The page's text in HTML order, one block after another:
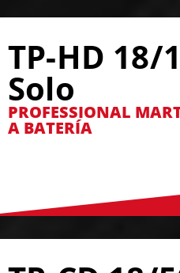
TP-HD 18/
Solo
PROFESSIONAL
A BATERÍA